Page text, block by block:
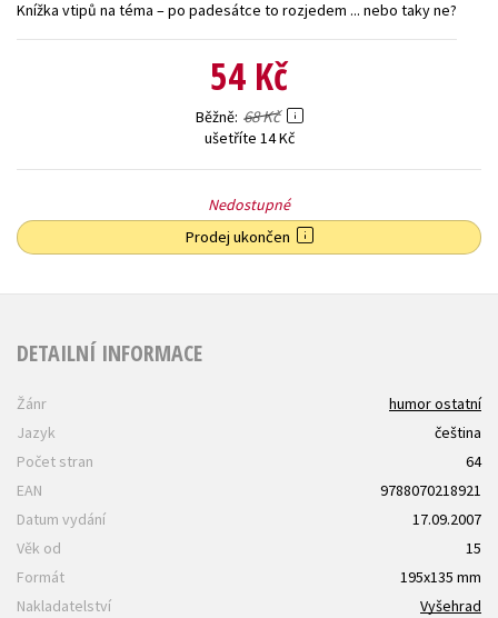
Všechny tituly
Knížka vtipů na téma – po padesátce to rozjedem ... nebo taky ne?
54 Kč
Běžně 68 Kč
ušetříte 14 Kč
Nedostupné
Prodej ukončen
DETAILNÍ INFORMACE
Žánr
humor ostatní
Jazyk
čeština
Počet stran
64
EAN
9788070218921
Datum vydání
17.09.2007
Věk od
15
Formát
195x135 mm
Nakladatelství
Vyšehrad